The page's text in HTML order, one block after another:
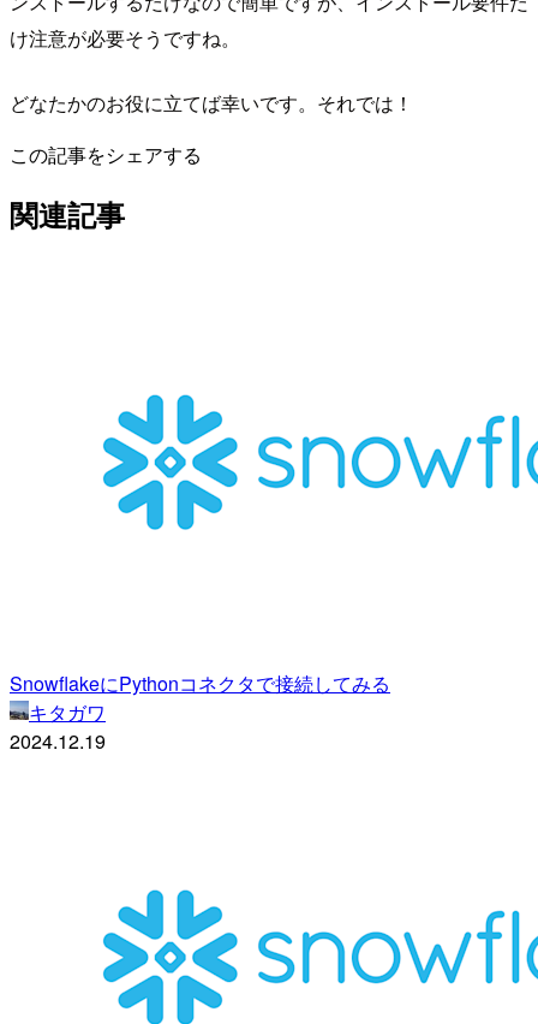
け注意が必要そうですね。
どなたかのお役に立てば幸いです。それでは！
この記事をシェアする
関連記事
SnowflakeにPythonコネクタで接続してみる
キタガワ
2024.12.19